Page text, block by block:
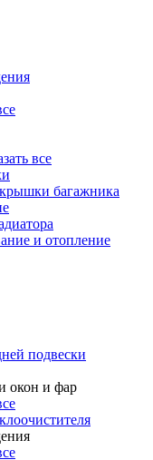
все
багажника
и отопление
подвески
окон и фар